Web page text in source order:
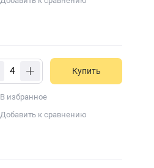
Купить
В избранное
Добавить к сравнению